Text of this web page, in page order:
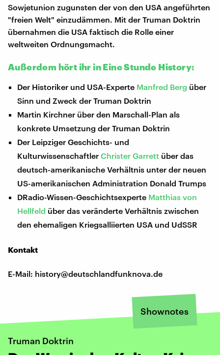
Sowjetunion zugunsten der von den USA angeführten
"freien Welt" einzudämmen. Mit der Truman Doktrin
übernahmen die USA faktisch die Rolle einer
weltweiten Ordnungsmacht.
Außerdem hört ihr in Eine Stunde History:
Der Historiker und USA-Experte Manfred Berg über
Sinn und Zweck der Truman Doktrin
Martin Kirchner über den Marschall-Plan als
konkrete Umsetzung der Truman Doktrin
Der Leipziger Geschichts- und
KulturwissenschaftlerChrister Garrett über das
deutsch-amerikanische Verhältnis unter der neuen
US-amerikanischen Administration Donald Trumps
DRadio-Wissen-Geschichtsexperte Matthias von
Hellfeld über das veränderte Verhältnis zwischen
den ehemaligen Kriegsalliierten USA und UdSSR
Kontakt
E-Mail: history@deutschlandfunknova.de
Shownotes
Truman Doktrin